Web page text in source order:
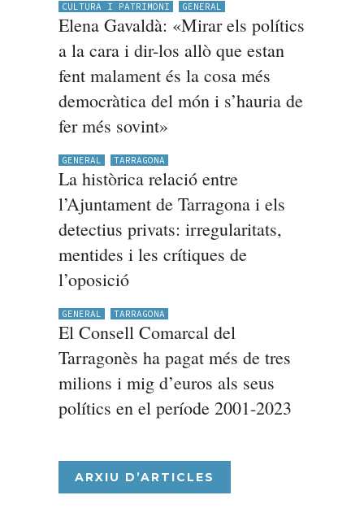
CULTURA I PATRIMONI GENERAL
Elena Gavaldà: «Mirar els polítics
a la cara i dir-los allò que estan
fent malament és la cosa més
democràtica del món i s’hauria de
fer més sovint»
GENERAL TARRAGONA
La històrica relació entre
l’Ajuntament de Tarragona i els
detectius privats: irregularitats,
mentides i les crítiques de
l’oposició
GENERAL TARRAGONA
El Consell Comarcal del
Tarragonès ha pagat més de tres
milions i mig d’euros als seus
polítics en el període 2001-2023
ARXIU D’ARTICLES